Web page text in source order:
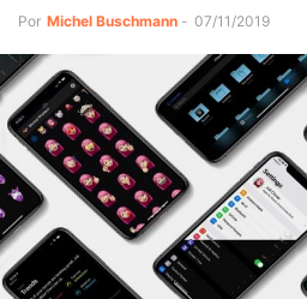
Por Michel Buschmann - 07/11/2019